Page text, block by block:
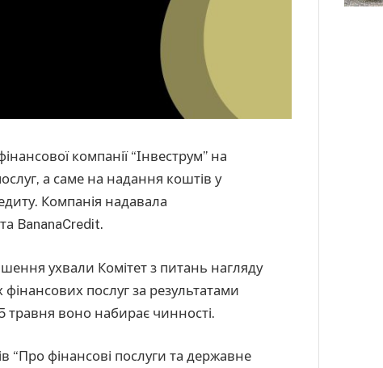
компанії “Інвеструм” на
а саме на надання коштів у
Компанія надавала
BananaCredit.
ухвали Комітет з питань нагляду
послуг за результатами
травня воно набирає чинності.
фінансові послуги та державне